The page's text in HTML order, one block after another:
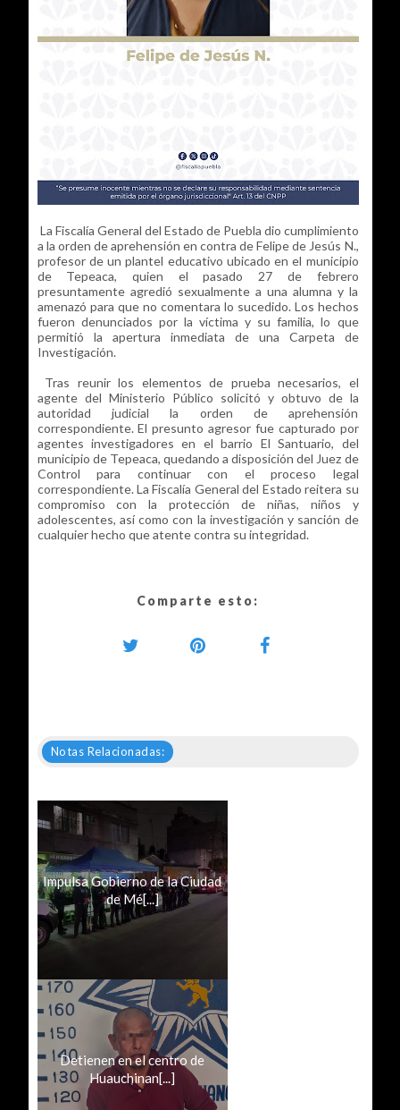
La Fiscalía General del Estado de Puebla dio cumplimiento
a la orden de aprehensión en contra de Felipe de Jesús N.,
profesor de un plantel educativo ubicado en el municipio
de Tepeaca, quien el pasado 27 de febrero
presuntamente agredió sexualmente a una alumna y la
amenazó para que no comentara lo sucedido. Los hechos
fueron denunciados por la víctima y su familia, lo que
permitió la apertura inmediata de una Carpeta de
Investigación.
Tras reunir los elementos de prueba necesarios, el
agente del Ministerio Público solicitó y obtuvo de la
autoridad judicial la orden de aprehensión
correspondiente. El presunto agresor fue capturado por
agentes investigadores en el barrio El Santuario, del
municipio de Tepeaca, quedando a disposición del Juez de
Control para continuar con el proceso legal
correspondiente. La Fiscalía General del Estado reitera su
compromiso con la protección de niñas, niños y
adolescentes, así como con la investigación y sanción de
cualquier hecho que atente contra su integridad.
Comparte esto:
Notas Relacionadas:
Impulsa Gobierno de la Ciudad
de Mé[...]
Detienen en el centro de
Huauchinan[...]